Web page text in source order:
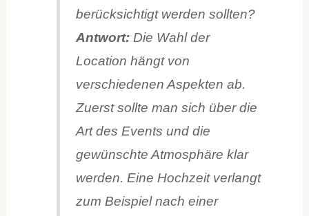
berücksichtigt werden sollten?
Antwort:Die Wahl der
Location hängt von
verschiedenen Aspekten ab.
Zuerst sollte man sich über die
Art des Events und die
gewünschte Atmosphäre klar
werden. Eine Hochzeit verlangt
zum Beispiel nach einer